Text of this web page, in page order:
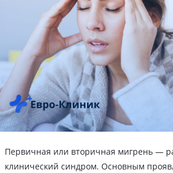
Первичная или вторичная мигрень —
клинический синдром. Основным